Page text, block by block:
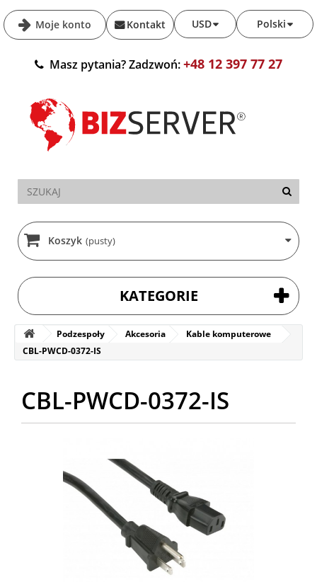
Moje konto Polski
USD
Kontakt
Masz pytania? Zadzwoń:+48 12 397 77 27
Koszyk (pusty)
KATEGORIE
Podzespoły Akcesoria
Kable komputerowe
CBL-PWCD-0372-IS
CBL-PWCD-0372-IS